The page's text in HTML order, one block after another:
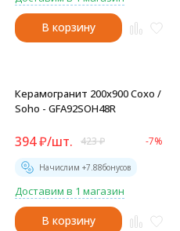
В корзину
Керамогранит 200x900 Сохо /
Soho - GFA92SOH48R
394₽/шт. 423₽ -7%
Начислим +7.88бонусов
Доставим в 1 магазин
В корзину